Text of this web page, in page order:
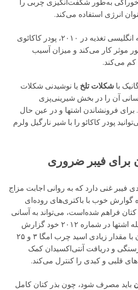
به‌طور شگفت‌انگیزی چربی را
انرژی استفاده می‌کند.
بر اساس گزارش مجله‌ انگلیسی تغذیه در ۲۰۱۰، پودر کاکائوی
به‌طور موثر کار می‌کند و میزان آسیب
کم می‌کند.
با شکلات تلخ یا نوشیدنی شکلات
آن را در بخش شیرینی‌پزی
برای فرونشاندن اشتها و در عین حال
پودر کاکائو را با شیر نارگیل ولرم
فیبر غنی دارد که به روانی اجابت مزاج
گوارش خوب با باکتری‌های روده‌ای
فراهم شده‌است، می‌تواند به آسانی
منجر به زیادی شود. مجله‌ اشتها در شماره ۲۰۱۲ خود گزارش
کرده‌است پودر بذر کتان با مقدار زیادی اسید چرب امگا ۳ و ۲۵
و دریافت آنتی‌اکسیدان کمک
قلبی و کبدی را کنترل می‌کند.
باید مصرف شود، چون بذر کتان کامل